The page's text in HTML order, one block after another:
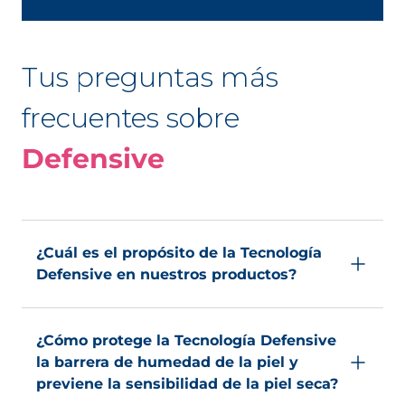
oxidativo y la alteración de la función
Tecnología Defensive
Tus preguntas más
frecuentes sobre
Defensive
¿Cuál es el propósito de la Tecnología
Defensive en nuestros productos?
contra la resequedad incluso si eb entornos
agresivos.
¿Cómo protege la Tecnología Defensive
la barrera de humedad de la piel y
previene la sensibilidad de la piel seca?